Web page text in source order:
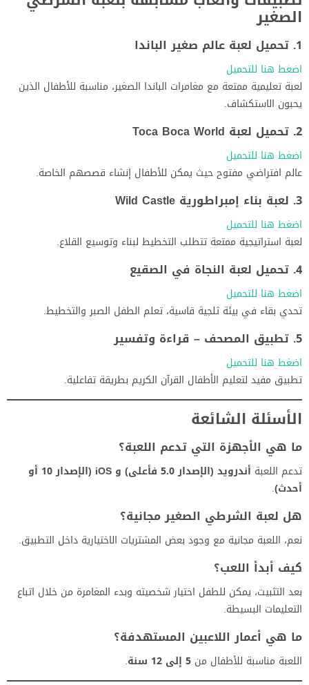
الصغير
1. تحميل لعبة عالم صغير الباندا
اضغط هنا للتحميل
لعبة تعليمية ممتعة مع مغامرات الباندا الصغير، مناسبة للأطفال الذين
يحبون الاستكشاف.
2. تحميل لعبة Toca Boca World
اضغط هنا للتحميل
عالم افتراضي مفتوح حيث يمكن للأطفال إنشاء قصصهم الخاصة.
3. لعبة بناء إمبراطورية Wild Castle
اضغط هنا للتحميل
لعبة استراتيجية ممتعة تتطلب التخطيط لبناء وتوسيع القلاع.
4. تحميل لعبة النجاة في الصقيع
اضغط هنا للتحميل
تحدي بقاء في بيئة ثلجية قاسية، تعلم الطفل الصبر والتخطيط.
5. تطبيق المصحف – قراءة وتفسير
اضغط هنا للتحميل
تطبيق مفيد لتعليم الأطفال القرآن الكريم بطريقة تفاعلية.
الأسئلة الشائعة
ما هي الأجهزة التي تدعم اللعبة؟
تدعم اللعبة
أندرويد (الإصدار 5.0 فأعلى) و iOS (الإصدار 10 أو
أحدث).
هل لعبة الشرطي الصغير مجانية؟
نعم، اللعبة مجانية مع وجود بعض المشتريات الاختيارية داخل التطبيق.
كيف أبدأ اللعب؟
بعد التثبيت، يمكن للطفل اختيار شخصيته وبدء المغامرة من خلال اتباع
التعليمات البسيطة.
ما هي أعمار اللاعبين المستهدفة؟
اللعبة مناسبة للأطفال من 5 إلى 12 سنة .